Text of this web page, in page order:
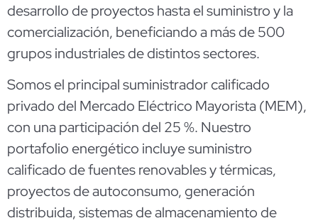
desarrollo de proyectos hasta el suministro y la
comercialización, beneficiando a más de 500
grupos industriales de distintos sectores.
Somos el principal suministrador calificado
privado del Mercado Eléctrico Mayorista (MEM),
con una participación del 25 %. Nuestro
portafolio energético incluye suministro
calificado de fuentes renovables y térmicas,
proyectos de autoconsumo, generación
distribuida, sistemas de almacenamiento de